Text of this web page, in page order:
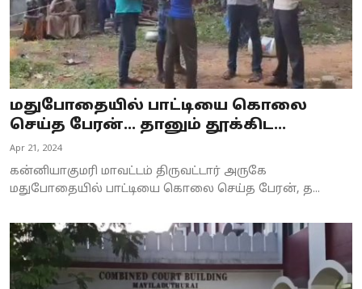
மதுபோதையில் பாட்டியை கொலை
செய்த பேரன்... தானும் தூக்கிட...
Apr 21, 2024
கன்னியாகுமரி மாவட்டம் திருவட்டார் அருகே
மதுபோதையில் பாட்டியை கொலை செய்த பேரன், த...